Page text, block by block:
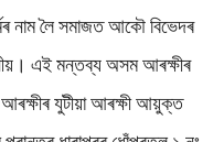
নাম লৈ সমাজত আকৌ বিভেদৰ
এই মন্তব্য অসম আৰক্ষীৰ
আৰক্ষীৰ যুটীয়া আৰক্ষী আয়ুক্ত